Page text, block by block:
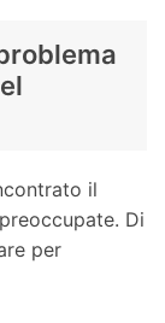
il
Di
per